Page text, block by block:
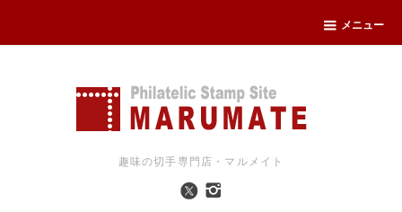
メニュー
趣味の切手専門店・マルメイト